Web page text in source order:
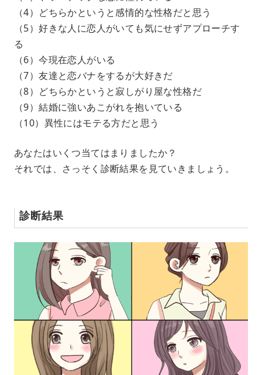
（4）どちらかというと感情的な性格だと思う
（5）好きな人に恋人がいても気にせずアプローチす
る
（6）今現在恋人がいる
（7）友達と恋バナをするが大好きだ
（8）どちらかというと寂しがり屋な性格だ
（9）結婚に強いあこがれを抱いている
（10）異性にはモテる方だと思う
あなたはいくつ当てはまりましたか？
それでは、さっそく診断結果を見ていきましょう。
診断結果